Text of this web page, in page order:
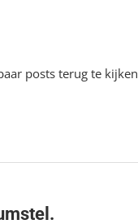
posts terug te kijken